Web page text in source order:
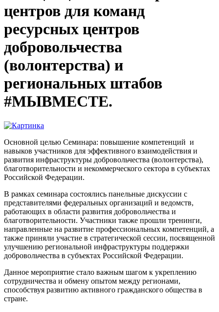
центров для команд
ресурсных центров
добровольчества
(волонтерства) и
региональных штабов
#МЫВМЕСТЕ.
Основной целью Семинара: повышение компетенций и
навыков участников для эффективного взаимодействия и
развития инфраструктуры добровольчества (волонтерства),
благотворительности и некоммерческого сектора в субъектах
Российской Федерации.
В рамках семинара состоялись панельные дискуссии с
представителями федеральных организаций и ведомств,
работающих в области развития добровольчества и
благотворительности. Участники также прошли тренинги,
направленные на развитие профессиональных компетенций, а
также приняли участие в стратегической сессии, посвященной
улучшению региональной инфраструктуры поддержки
добровольчества в субъектах Российской Федерации.
Данное мероприятие стало важным шагом к укреплению
сотрудничества и обмену опытом между регионами,
способствуя развитию активного гражданского общества в
стране.